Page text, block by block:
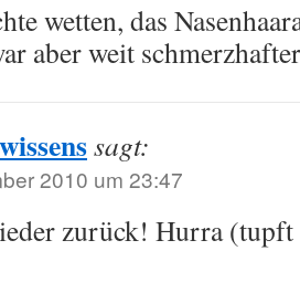
wetten, das
aber weit
sagt:
2010 um 23:47
zurück! Hurra (tupft